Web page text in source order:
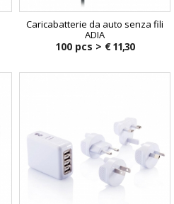
Caricabatterie da auto senza fili
ADIA
100 pcs > € 11,30